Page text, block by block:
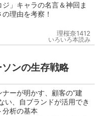
」キャラの名言＆神回ま
理由を考察！
理桜奈1412
いろいろ本読み
ンの生存戦略
ーが明かす、顧客の“建
い、自ブランドが活用でき
分析の基本